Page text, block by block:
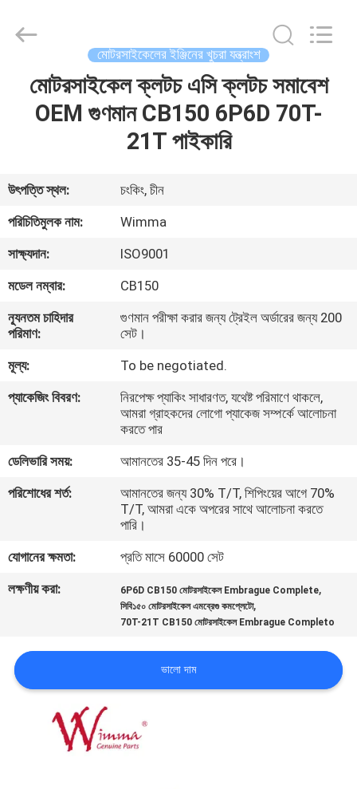
বাড়ি
ভিডিও
সম্বন্ধে
কারখানা
গুণমান
উদ্ধৃতি
অনুরোধ
সাইটম্যাপ
গোপনীয়তা
Parts
Reserved.
মোটরসাইকেলের ইঞ্জিনের খুচরা যন্ত্রাংশ
মোটরসাইকেল ক্লটচ এসি ক্লটচ সমাবেশ
OEM গুণমান CB150 6P6D 70T-
21T পাইকারি
উৎপত্তি স্থল:
চংকিং, চীন
পরিচিতিমুলক নাম:
Wimma
সাক্ষ্যদান:
ISO9001
মডেল নম্বার:
CB150
ন্যূনতম চাহিদার
পরিমাণ:
গুণমান পরীক্ষা করার জন্য ট্রেইল অর্ডারের জন্য 200
সেট।
মূল্য:
To be negotiated.
প্যাকেজিং বিবরণ:
নিরপেক্ষ প্যাকিং সাধারণত, যথেষ্ট পরিমাণে থাকলে,
আমরা গ্রাহকদের লোগো প্যাকেজ সম্পর্কে আলোচনা
করতে পার
ডেলিভারি সময়:
আমানতের 35-45 দিন পরে।
পরিশোধের শর্ত:
আমানতের জন্য 30% T/T, শিপিংয়ের আগে 70%
T/T, আমরা একে অপরের সাথে আলোচনা করতে
পারি।
যোগানের ক্ষমতা:
প্রতি মাসে 60000 সেট
লক্ষণীয় করা:
6P6D CB150 মোটরসাইকেল Embrague Complete,
সিবি১৫০ মোটরসাইকেল এমব্রেগু কমপ্লেটো,
70T-21T CB150 মোটরসাইকেল Embrague Completo
ভালো দাম